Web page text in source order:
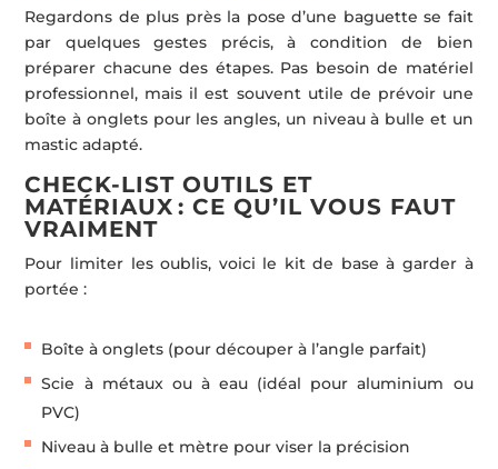
Regardons de plus près la pose d’une baguette se fait
par quelques gestes précis, à condition de bien
préparer chacune des étapes. Pas besoin de matériel
professionnel, mais il est souvent utile de prévoir une
boîte à onglets pour les angles, un niveau à bulle et un
mastic adapté.
CHECK-LIST OUTILS ET
MATÉRIAUX : CE QU’IL VOUS FAUT
VRAIMENT
Pour limiter les oublis, voici le kit de base à garder à
portée :
Boîte à onglets (pour découper à l’angle parfait)
Scie à métaux ou à eau (idéal pour aluminium ou
PVC)
Niveau à bulle et mètre pour viser la précision